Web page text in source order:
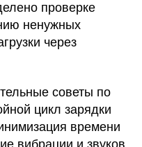
проверке
ненужных
через
советы по
цикл зарядки
времени
вибрации и звуков